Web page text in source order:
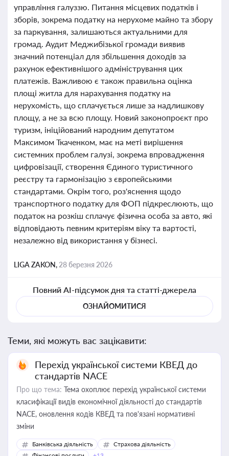
управління галуззю. Питання місцевих податків і
зборів, зокрема податку на нерухоме майно та збору
за паркування, залишаються актуальними для
громад. Аудит Меджибізької громади виявив
значний потенціал для збільшення доходів за
рахунок ефективнішого адміністрування цих
платежів. Важливою є також правильна оцінка
площі житла для нарахування податку на
нерухомість, що сплачується лише за надлишкову
площу, а не за всю площу. Новий законопроєкт про
туризм, ініційований народним депутатом
Максимом Ткаченком, має на меті вирішення
системних проблем галузі, зокрема впровадження
цифровізації, створення Єдиного туристичного
реєстру та гармонізацію з європейськими
стандартами. Окрім того, роз'яснення щодо
транспортного податку для ФОП підкреслюють, що
податок на розкіш сплачує фізична особа за авто, які
відповідають певним критеріям віку та вартості,
незалежно від використання у бізнесі.
LIGA ZAKON, 28 березня 2026
Повний AI-підсумок дня та статті-джерела
ОЗНАЙОМИТИСЯ
Теми, які можуть вас зацікавити:
Перехід української системи КВЕД до
стандартів NACE
Про що тема: Тема охоплює перехід української системи
класифікації видів економічної діяльності до стандартів
NACE, оновлення кодів КВЕД та пов'язані нормативні
зміни
Банківська діяльність
Страхова діяльність